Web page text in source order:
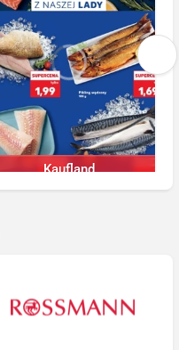
Kaufland
Ostatnie 24h